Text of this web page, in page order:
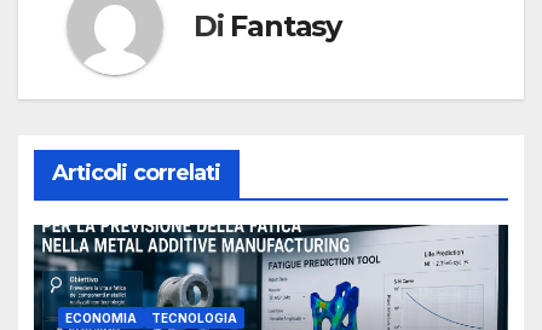
Di Fantasy
Articoli correlati
ECONOMIA TECNOLOGIA